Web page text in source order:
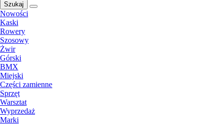
Szukaj
Nowości
Kaski
Rowery
Szosowy
Żwir
Górski
BMX
Miejski
Części zamienne
Sprzęt
Warsztat
Wyprzedaż
Marki